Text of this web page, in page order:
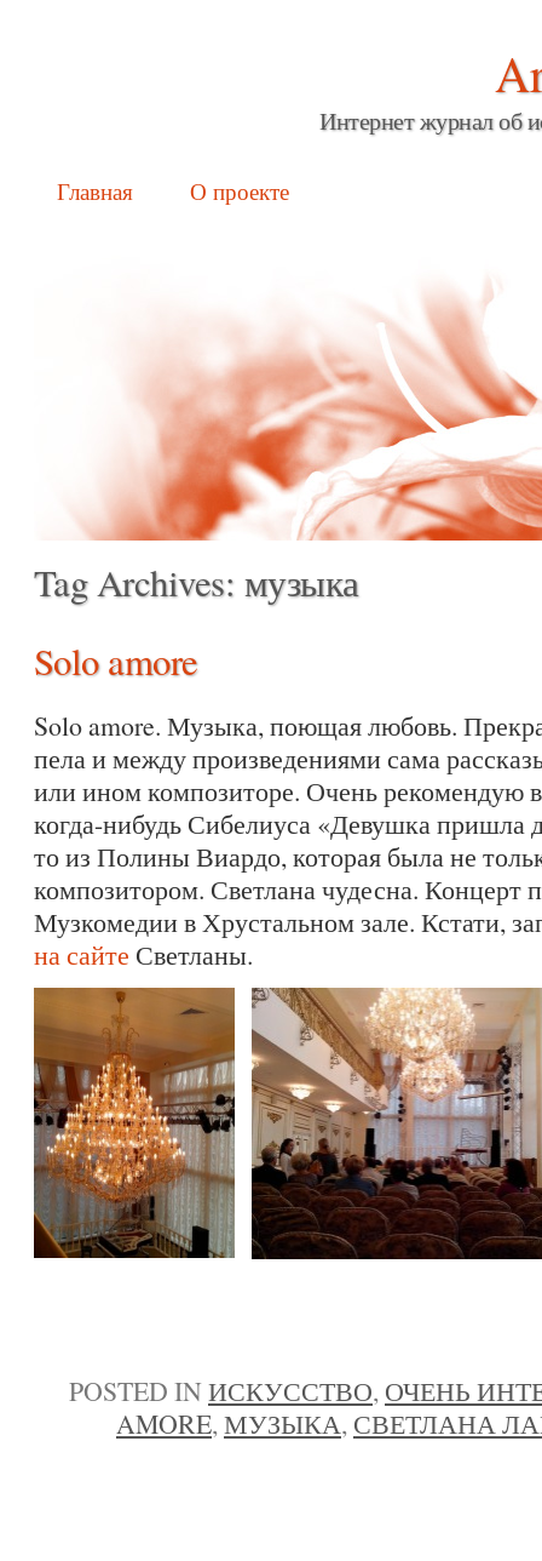
Интернет журнал об
Main menu
Skip
Главная О проекте
Tag Archives: музыка
Solo amore
Solo amore. Музыка, поющая любовь.
пела и между произведениями сама
или ином композиторе. Очень рекомендую
когда-нибудь Сибелиуса «Девушка пришла
то из Полины Виардо, которая была не
композитором. Светлана чудесна. Концерт
Музкомедии в Хрустальном зале. Кстати,
на сайте Светланы.
POSTED INИСКУССТВО, ОЧЕНЬ
AMORE,МУЗЫКА, СВЕТЛАНА